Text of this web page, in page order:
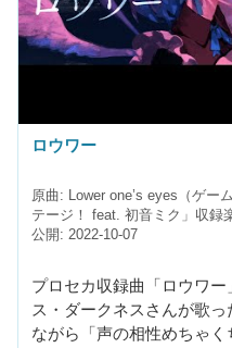
ロウワー
原曲: Lower one’s eyes（ゲー
テージ！ feat. 初音ミク」収録
公開: 2022-10-07
プロセカ収録曲「ロウワ
ス・ダークネスさんが歌
ながら「声の相性めちゃ